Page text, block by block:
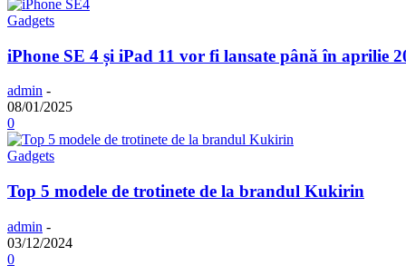
Gadgets
iPhone SE 4 și iPad 11 vor fi lansate până în aprilie
admin -
08/01/2025
0
Gadgets
Top 5 modele de trotinete de la brandul Kukirin
admin -
03/12/2024
0